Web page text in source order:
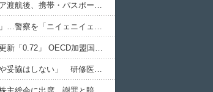
「高収入」信じて東南アジア渡航後、携帯・パスポート奪われ監禁…韓国人の被害急増
「俺に韓国語で話すのか？」…警察を「ニイェニイェニイェ」とからかう韓国滞在外国人の投稿動画が物議
韓国で出生率が過去最低を更新「0.72」 OECD加盟国で唯一 1を下回る
【韓国】ユン大統領「交渉や妥協はしない」 研修医集団ボイコット受け